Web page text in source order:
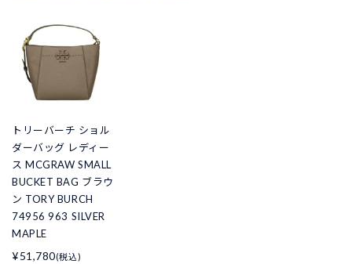
トリーバーチ ショル
ダーバッグ レディー
ス MCGRAW SMALL
BUCKET BAG ブラウ
ン TORY BURCH
74956 963 SILVER
MAPLE
¥51,780(税込)